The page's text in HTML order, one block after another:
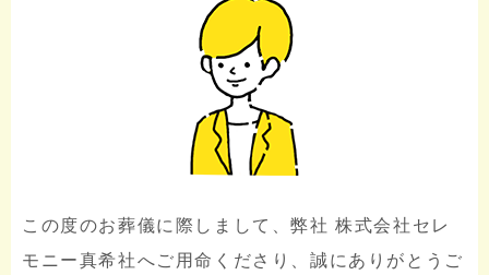
この度のお葬儀に際しまして、弊社 株式会社セレ
モニー真希社へご用命くださり、誠にありがとうご